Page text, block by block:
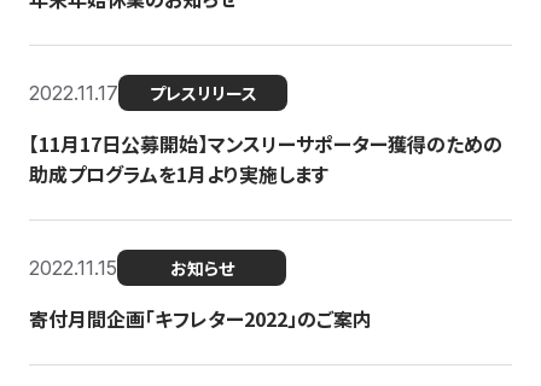
2022.11.17 プレスリリース
【11月17日公募開始】マンスリーサポーター獲得のための
助成プログラムを1月より実施します
2022.11.15 お知らせ
寄付月間企画「キフレター2022」のご案内